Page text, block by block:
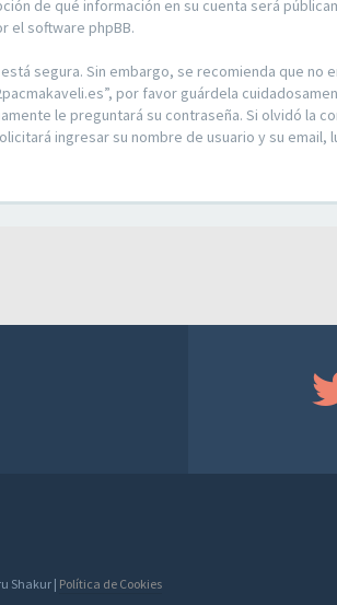
de qué información en su cuenta será
el software phpBB.
segura. Sin embargo, se recomienda que
por favor guárdela
le preguntará su contraseña. Si olvidó la
ingresar su nombre de usuario y su email,
Shakur | Política de Cookies